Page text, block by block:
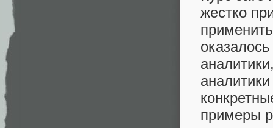
жестко
примеры